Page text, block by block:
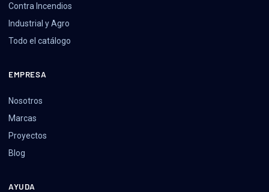
Contra Incendios
Industrial y Agro
Todo el catálogo
EMPRESA
Nosotros
Marcas
Proyectos
Blog
AYUDA